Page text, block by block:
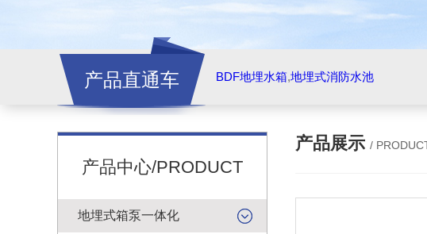
产品直通车 BDF地埋水箱,地埋式消防水池
产品中心/PRODUCT
地埋式箱泵一体化
产品展示 /